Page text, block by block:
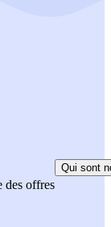
des offres
Qui sont